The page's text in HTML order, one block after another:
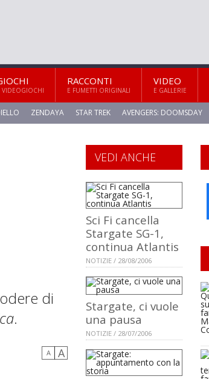
VIDEOGIOCHI
RACCONTI
E FUMETTI ORIGINALI
VIDEO
E GALLERIE
ZENDAYA STAR TREK AVENGERS: DOOMSDAY
di
.
A A
VEDI ANCHE
Sci Fi cancella
Stargate SG-1,
continua Atlantis
NOTIZIE / 28/08/2006
Stargate, ci vuole
una pausa
NOTIZIE / 28/07/2006